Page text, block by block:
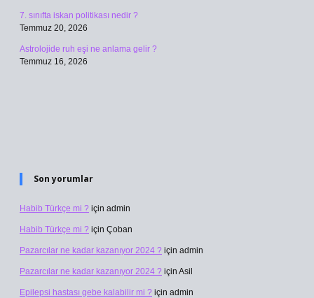
7. sınıfta iskan politikası nedir ?
Temmuz 20, 2026
Astrolojide ruh eşi ne anlama gelir ?
Temmuz 16, 2026
Son yorumlar
Habib Türkçe mi ? için admin
Habib Türkçe mi ? için Çoban
Pazarcılar ne kadar kazanıyor 2024 ? için admin
Pazarcılar ne kadar kazanıyor 2024 ? için Asil
Epilepsi hastası gebe kalabilir mi ? için admin